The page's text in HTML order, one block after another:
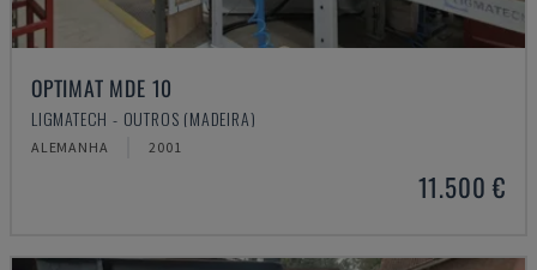
OPTIMAT MDE 10
LIGMATECH - OUTROS (MADEIRA)
ALEMANHA 2001
11.500 €